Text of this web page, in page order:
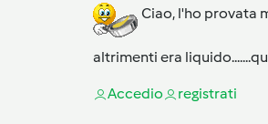
Ciao, l'ho provata
altrimenti era
Accedio registrati